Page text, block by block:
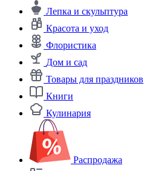
Лепка и скульптура
Красота и уход
Флористика
Дом и сад
Товары для праздников
Книги
Кулинария
Распродажа